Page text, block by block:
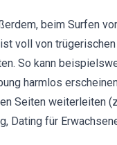
beim Surfen
voll von trügerischen
So kann
harmlos
Seiten weiterleiten
Dating für